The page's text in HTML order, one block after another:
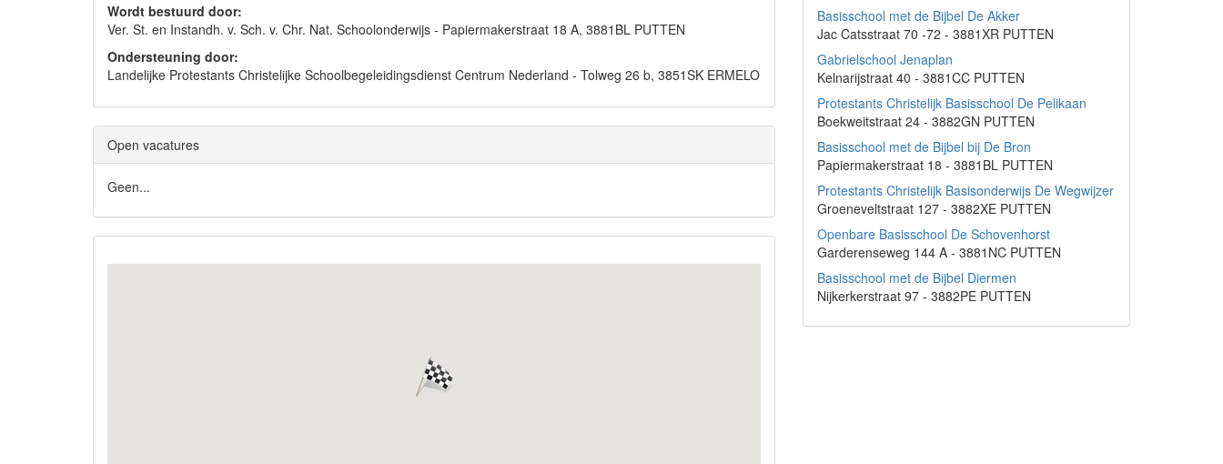
Wordt bestuurd door:
Ver. St. en Instandh. v. Sch. v. Chr. Nat. Schoolonderwijs - Papiermakerstraat 18 A, 3881BL PUTTEN
Ondersteuning door:
Landelijke Protestants Christelijke Schoolbegeleidingsdienst Centrum Nederland - Tolweg 26 b, 3851SK ERMELO
Open vacatures
Geen...
Basisschool met de Bijbel De Akker
Jac Catsstraat 70 -72 - 3881XR PUTTEN
Gabrielschool Jenaplan
Kelnarijstraat 40 - 3881CC PUTTEN
Protestants Christelijk Basisschool De Pelikaan
Boekweitstraat 24 - 3882GN PUTTEN
Basisschool met de Bijbel bij De Bron
Papiermakerstraat 18 - 3881BL PUTTEN
Protestants Christelijk Basisonderwijs De Wegwijzer
Groeneveltstraat 127 - 3882XE PUTTEN
Openbare Basisschool De Schovenhorst
Garderenseweg 144 A - 3881NC PUTTEN
Basisschool met de Bijbel Diermen
Nijkerkerstraat 97 - 3882PE PUTTEN